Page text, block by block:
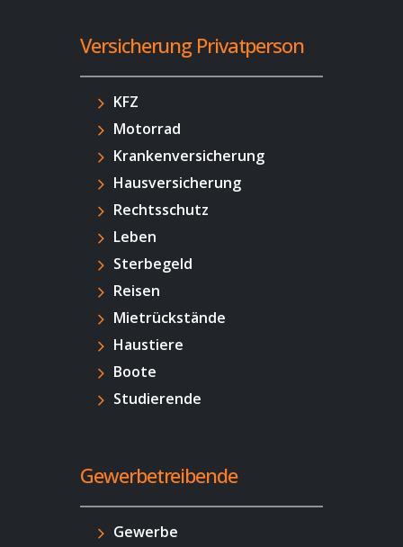
Versicherung Privatperson
KFZ
Motorrad
Krankenversicherung
Hausversicherung
Rechtsschutz
Leben
Sterbegeld
Reisen
Mietrückstände
Haustiere
Boote
Studierende
Gewerbetreibende
Gewerbe